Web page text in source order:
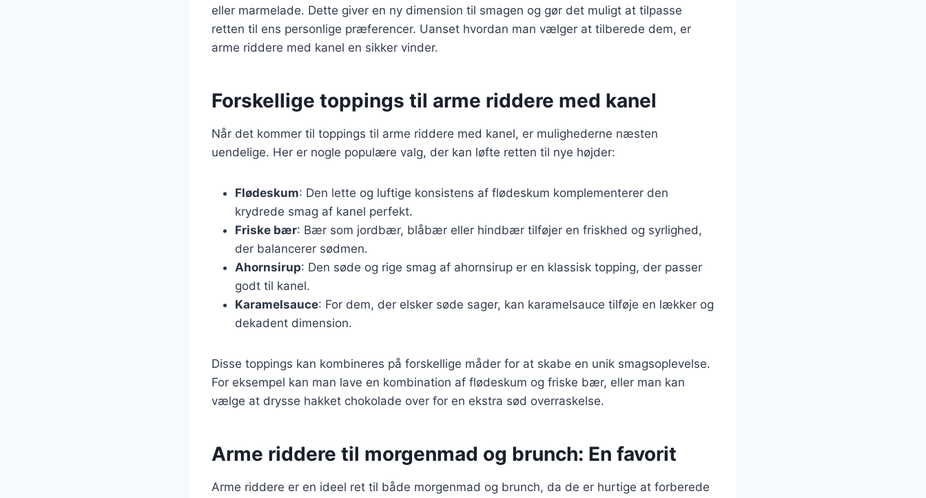
eller marmelade. Dette giver en ny dimension til smagen og gør det muligt at tilpasse
retten til ens personlige præferencer. Uanset hvordan man vælger at tilberede dem, er
arme riddere med kanel en sikker vinder.
Forskellige toppings til arme riddere med kanel
Når det kommer til toppings til arme riddere med kanel, er mulighederne næsten
uendelige. Her er nogle populære valg, der kan løfte retten til nye højder:
Flødeskum: Den lette og luftige konsistens af flødeskum komplementerer den
krydrede smag af kanel perfekt.
Friske bær: Bær som jordbær, blåbær eller hindbær tilføjer en friskhed og syrlighed,
der balancerer sødmen.
Ahornsirup: Den søde og rige smag af ahornsirup er en klassisk topping, der passer
godt til kanel.
Karamelsauce: For dem, der elsker søde sager, kan karamelsauce tilføje en lækker og
dekadent dimension.
Disse toppings kan kombineres på forskellige måder for at skabe en unik smagsoplevelse.
For eksempel kan man lave en kombination af flødeskum og friske bær, eller man kan
vælge at drysse hakket chokolade over for en ekstra sød overraskelse.
Arme riddere til morgenmad og brunch: En favorit
Arme riddere er en ideel ret til både morgenmad og brunch, da de er hurtige at forberede